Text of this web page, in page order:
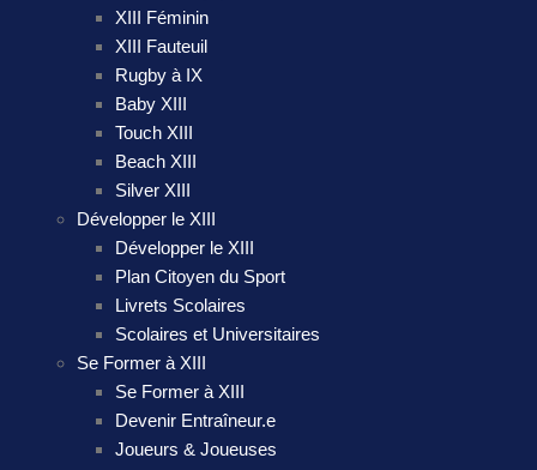
XIII Féminin
XIII Fauteuil
Rugby à IX
Baby XIII
Touch XIII
Beach XIII
Silver XIII
Développer le XIII
Développer le XIII
Plan Citoyen du Sport
Livrets Scolaires
Scolaires et Universitaires
Se Former à XIII
Se Former à XIII
Devenir Entraîneur.e
Joueurs & Joueuses